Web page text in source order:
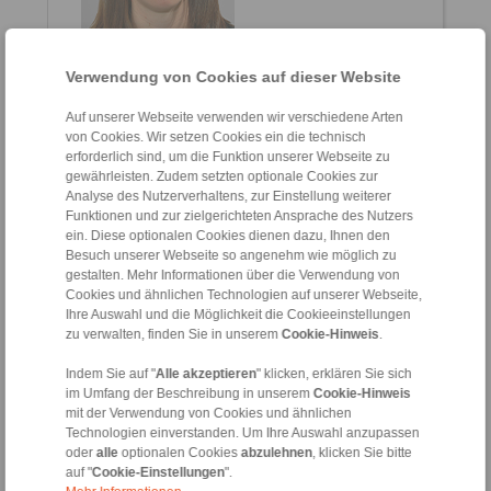
Verwendung von Cookies auf dieser Website
Auf unserer Webseite verwenden wir verschiedene Arten
von Cookies. Wir setzen Cookies ein die technisch
erforderlich sind, um die Funktion unserer Webseite zu
gewährleisten. Zudem setzten optionale Cookies zur
Analyse des Nutzerverhaltens, zur Einstellung weiterer
Funktionen und zur zielgerichteten Ansprache des Nutzers
ein. Diese optionalen Cookies dienen dazu, Ihnen den
Besuch unserer Webseite so angenehm wie möglich zu
gestalten. Mehr Informationen über die Verwendung von
Cookies und ähnlichen Technologien auf unserer Webseite,
Ihre Auswahl und die Möglichkeit die Cookieeinstellungen
zu verwalten, finden Sie in unserem Cookie-Hinweis
Indem Sie auf "Alle akzeptieren" klicken, erklären Sie sich
im Umfang der Beschreibung in unserem Cookie-Hinweis
mit der Verwendung von Cookies und ähnlichen
Technologien einverstanden. Um Ihre Auswahl anzupassen
oder alleoptionalen Cookies abzulehnen, klicken Sie bitte
auf "Cookie-Einstellungen".
Alessia Fontana
+39 02 93 571 297
alessia.fontana@ringspann.it
Clamping Fixtures
Osvaldo Alioli
Via Borghetto, 41
20832 Desio